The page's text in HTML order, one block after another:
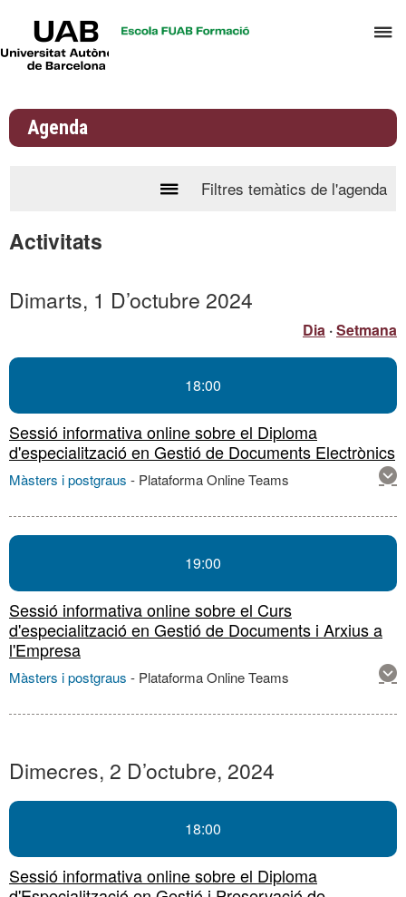
el
Universitat
Agenda
Prem
calendari
Filtres temàtics de l'agenda
Activitats
Dimarts, 1 D’octubre 2024
Dia ·Setmana
18:00
Sessió informativa online sobre el Diploma
d'especialització en Gestió de Documents Electrònics
Màsters i postgraus - Plataforma Online Teams
19:00
Sessió informativa online sobre el Curs
d'especialització en Gestió de Documents i Arxius a
l'Empresa
Màsters i postgraus - Plataforma Online Teams
Dimecres, 2 D’octubre, 2024
18:00
Sessió informativa online sobre el Diploma